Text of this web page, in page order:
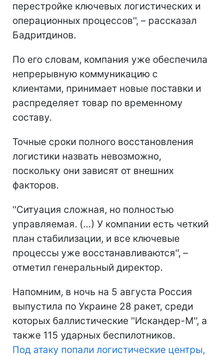
перестройке ключевых логистических и
операционных процессов'', – рассказал
Бадритдинов.
По его словам, компания уже обеспечила
непрерывную коммуникацию с
клиентами, принимает новые поставки и
распределяет товар по временному
составу.
Точные сроки полного восстановления
логистики назвать невозможно,
поскольку они зависят от внешних
факторов.
''Ситуация сложная, но полностью
управляемая. (…) У компании есть четкий
план стабилизации, и все ключевые
процессы уже восстанавливаются'', –
отметил генеральный директор.
Напомним, в ночь на 5 августа Россия
выпустила по Украине 28 ракет, среди
которых баллистические ''Искандер-М'', а
также 115 ударных беспилотников.
Под атаку попали логистические центры,